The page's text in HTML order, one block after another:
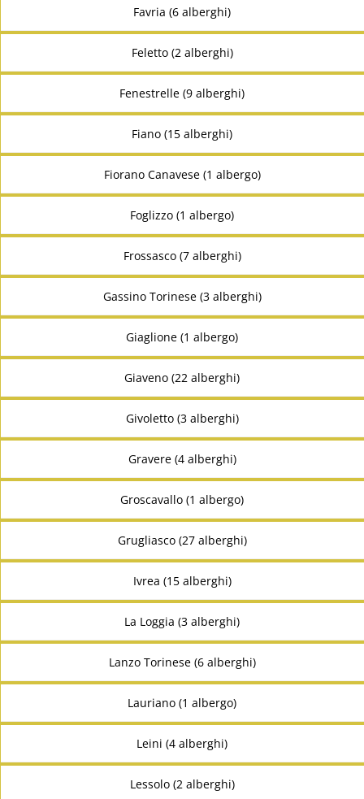
Favria (6 alberghi)
Feletto (2 alberghi)
Fenestrelle (9 alberghi)
Fiano (15 alberghi)
Fiorano Canavese (1 albergo)
Foglizzo (1 albergo)
Frossasco (7 alberghi)
Gassino Torinese (3 alberghi)
Giaglione (1 albergo)
Giaveno (22 alberghi)
Givoletto (3 alberghi)
Gravere (4 alberghi)
Groscavallo (1 albergo)
Grugliasco (27 alberghi)
Ivrea (15 alberghi)
La Loggia (3 alberghi)
Lanzo Torinese (6 alberghi)
Lauriano (1 albergo)
Leini (4 alberghi)
Lessolo (2 alberghi)